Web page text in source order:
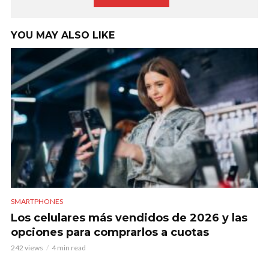
YOU MAY ALSO LIKE
SMARTPHONES
Los celulares más vendidos de 2026 y las
opciones para comprarlos a cuotas
242 views 4 min read